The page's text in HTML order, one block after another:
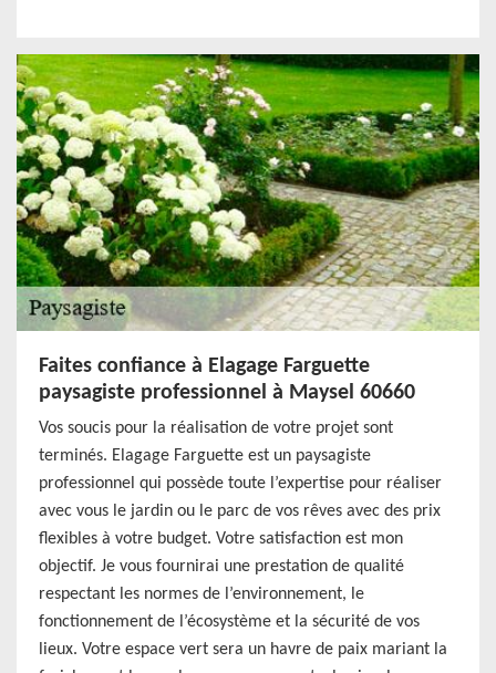
Faites confiance à Elagage Farguette
paysagiste professionnel à Maysel 60660
Vos soucis pour la réalisation de votre projet sont
terminés. Elagage Farguette est un paysagiste
professionnel qui possède toute l’expertise pour réaliser
avec vous le jardin ou le parc de vos rêves avec des prix
flexibles à votre budget. Votre satisfaction est mon
objectif. Je vous fournirai une prestation de qualité
respectant les normes de l’environnement, le
fonctionnement de l’écosystème et la sécurité de vos
lieux. Votre espace vert sera un havre de paix mariant la